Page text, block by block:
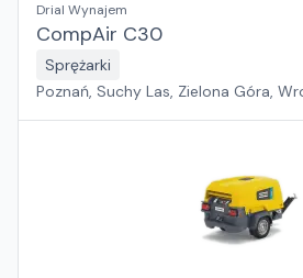
Drial Wynajem
CompAir C30
Sprężarki
Poznań, Suchy Las, Zielona Góra,